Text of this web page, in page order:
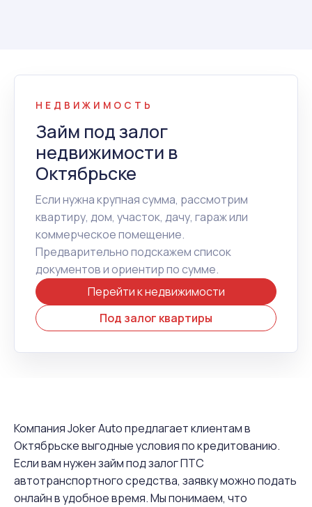
НЕДВИЖИМОСТЬ
Займ под залог
недвижимости в
Октябрьске
Если нужна крупная сумма, рассмотрим
квартиру, дом, участок, дачу, гараж или
коммерческое помещение.
Предварительно подскажем список
документов и ориентир по сумме.
Перейти к недвижимости
Под залог квартиры
Компания Joker Auto предлагает клиентам в
Октябрьске выгодные условия по кредитованию.
Если вам нужен займ под залог ПТС
автотранспортного средства, заявку можно подать
онлайн в удобное время. Мы понимаем, что